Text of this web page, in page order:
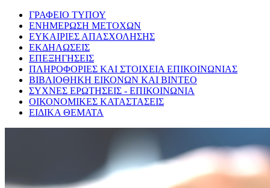
ΓΡΑΦΕΙΟ ΤΥΠΟΥ
ΕΝΗΜΕΡΩΣΗ ΜΕΤΟΧΩΝ
ΕΥΚΑΙΡΙΕΣ ΑΠΑΣΧΟΛΗΣΗΣ
ΕΚΔΗΛΩΣΕΙΣ
ΕΠΕΞΗΓΗΣΕΙΣ
ΠΛΗΡΟΦΟΡΙΕΣ ΚΑΙ ΣΤΟΙΧΕΙΑ ΕΠΙΚΟΙΝΩΝΙΑΣ
ΒΙΒΛΙΟΘΗΚΗ ΕΙΚΟΝΩΝ ΚΑΙ ΒΙΝΤΕΟ
ΣΥΧΝΕΣ ΕΡΩΤΗΣΕΙΣ - ΕΠΙΚΟΙΝΩΝΙΑ
ΟΙΚΟΝΟΜΙΚΕΣ ΚΑΤΑΣΤΑΣΕΙΣ
ΕΙΔΙΚΑ ΘΕΜΑΤΑ